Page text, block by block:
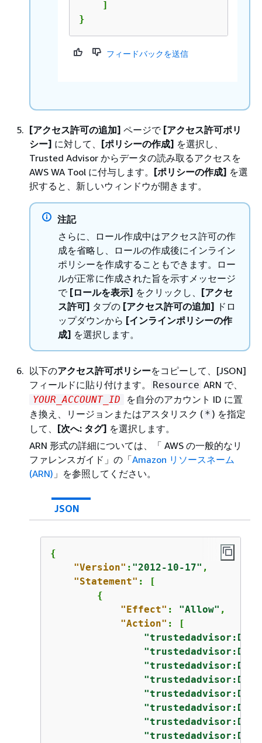
    ]
}
フィードバックを送信
[アクセス許可の追加] ページで [アクセス許可ポリ
シー] に対して、 [ポリシーの作成] を選択し、
Trusted Advisor からデータの読み取るアクセスを
AWS WA Tool に付与します。 [ポリシーの作成] を選
択すると、新しいウィンドウが開きます。
注記
さらに、ロール作成中はアクセス許可の作
成を省略し、ロールの作成後にインライン
ポリシーを作成することもできます。ロー
ルが正常に作成された旨を示すメッセージ
で [ロールを表示] をクリックし、 [アクセ
ス許可] タブの [アクセス許可の追加] ドロ
ップダウンから [インラインポリシーの作
成] を選択します。
以下のアクセス許可ポリシーをコピーして、[JSON]
フィールドに貼り付けます。
Resource ARN で、
YOUR_ACCOUNT_ID
を自分のアカウント ID に置
き換え、リージョンまたはアスタリスク ( * ) を指定
して、 [次へ: タグ] を選択します。
ARN 形式の詳細については、「 AWS の一般的なリ
ファレンスガイド」の「Amazon リソースネーム
(ARN) 」を参照してください。
JSON
{
"Version" : "2012-10-17" ,
"Statement" : [
{
"Effect" : "Allow" ,
"Action" : [